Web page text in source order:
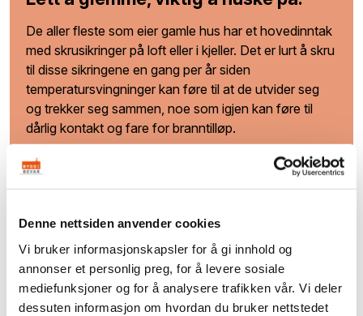
Denne nettsiden anvender cookies
Vi bruker informasjonskapsler for å gi innhold og
annonser et personlig preg, for å levere sosiale
mediefunksjoner og for å analysere trafikken vår. Vi deler
dessuten informasjon om hvordan du bruker nettstedet
De aller fleste som eier gamle hus har et hovedinntak
med skrusikringer på loft eller i kjeller. Det er lurt å skru
til disse sikringene en gang per år siden
temperatursvingninger kan føre til at de utvider seg
og trekker seg sammen, noe som igjen kan føre til
dårlig kontakt og fare for branntilløp.
Du trenger ikke ende opp med hvite plastbokser over hele
huset selv om du moderniserer det elektriske anlegget.
Mange ønsker å ta vare på den gamle stilen, selv om
sikkerheten skal stå i høysetet. Det produseres derfor